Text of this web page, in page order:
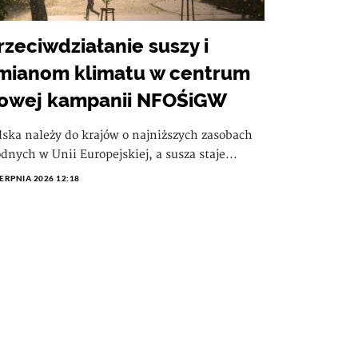
suszy i
klimatu w centrum
kampanii NFOŚiGW
należy do krajów o najniższych zasobach
w Unii Europejskiej, a susza staje...
2026 12:18